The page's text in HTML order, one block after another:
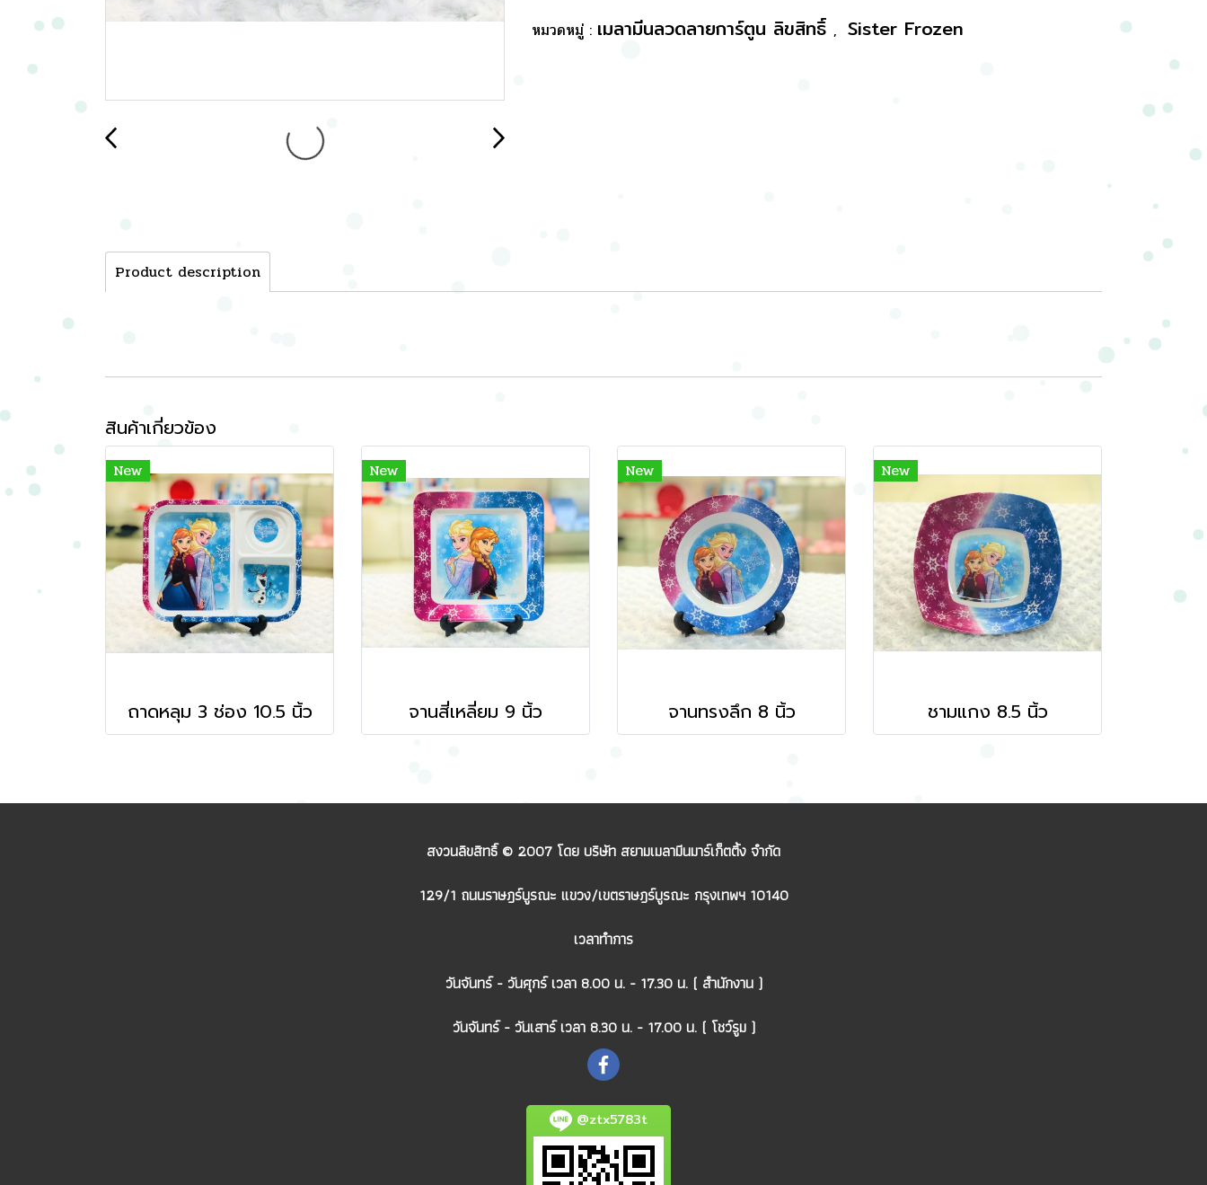
หมวดหมู่ : เมลามีนลวดลายการ์ตูน ลิขสิทธิ์ , Sister Frozen
Product description
สินค้าเกี่ยวข้อง
New
ถาดหลุม 3 ช่อง 10.5 นิ้ว
New
จานสี่เหลี่ยม 9 นิ้ว
New
จานทรงลึก 8 นิ้ว
New
ชามแกง 8.5 นิ้ว
สงวนลิขสิทธิ์ © 2007 โดย บริษัท สยามเมลามีนมาร์เก็ตติ้ง จำกัด
129/1 ถนนราษฎร์บูรณะ แขวง/เขตราษฎร์บูรณะ กรุงเทพฯ 10140
เวลาทำการ
วันจันทร์ - วันศุกร์ เวลา 8.00 น. - 17.30 น. ( สำนักงาน )
วันจันทร์ - วันเสาร์ เวลา 8.30 น. - 17.00 น. ( โชว์รูม )
@ztx5783t